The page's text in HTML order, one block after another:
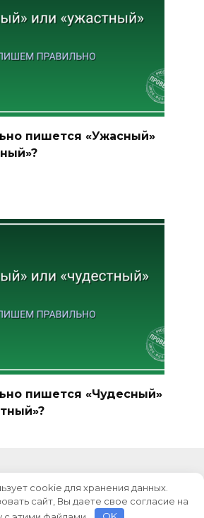
пишется «Ужасный»
пишется «Чудесный»
языка
cookie для хранения данных.
сайт, Вы даете свое согласие на